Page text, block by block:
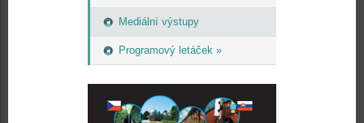
Mediální výstupy
Programový letáček »